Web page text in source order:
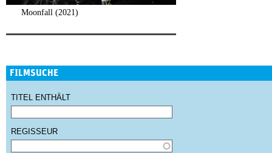
Moonfall (2021)
FILMSUCHE
TITEL ENTHÄLT
REGISSEUR